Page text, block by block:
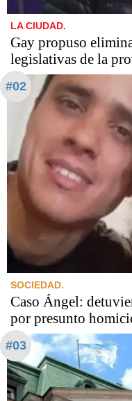
LA CIUDAD.
Gay propuso
legislativas de la
#02
SOCIEDAD.
Caso Ángel:
por presunto
#03